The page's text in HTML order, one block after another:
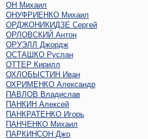
ОН Михаил
ОНУФРИЕНКО Михаил
ОРДЖОНИКИДЗЕ Сергей
ОРЛОВСКИЙ Антон
ОРУЭЛЛ Джордж
ОСТАШКО Руслан
ОТТЕР Кирилл
ОХЛОБЫСТИН Иван
ОХРИМЕНКО Александр
ПАВЛОВ Владислав
ПАНКИН Алексей
ПАНКРАТЕНКО Игорь
ПАНЧЕНКО Михаил
ПАРКИНСОН Джо